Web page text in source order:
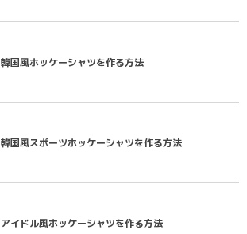
韓国風ホッケーシャツを作る方法
韓国風スポーツホッケーシャツを作る方法
アイドル風ホッケーシャツを作る方法